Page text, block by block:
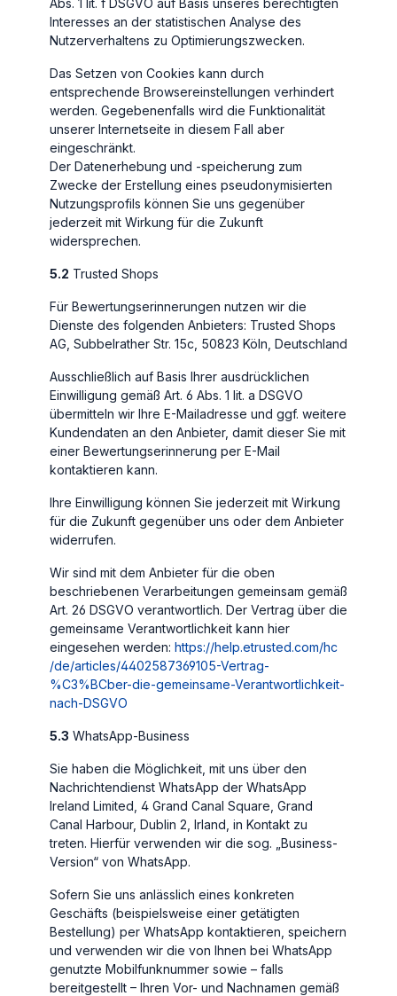
Abs. 1 lit. f DSGVO auf Basis unseres berechtigten
Interesses an der statistischen Analyse des
Nutzerverhaltens zu Optimierungszwecken.
Das Setzen von Cookies kann durch
entsprechende Browsereinstellungen verhindert
werden. Gegebenenfalls wird die Funktionalität
unserer Internetseite in diesem Fall aber
eingeschränkt.
Der Datenerhebung und -speicherung zum
Zwecke der Erstellung eines pseudonymisierten
Nutzungsprofils können Sie uns gegenüber
jederzeit mit Wirkung für die Zukunft
widersprechen.
5.2 Trusted Shops
Für Bewertungserinnerungen nutzen wir die
Dienste des folgenden Anbieters: Trusted Shops
AG, Subbelrather Str. 15c, 50823 Köln, Deutschland
Ausschließlich auf Basis Ihrer ausdrücklichen
Einwilligung gemäß Art. 6 Abs. 1 lit. a DSGVO
übermitteln wir Ihre E-Mailadresse und ggf. weitere
Kundendaten an den Anbieter, damit dieser Sie mit
einer Bewertungserinnerung per E-Mail
kontaktieren kann.
Ihre Einwilligung können Sie jederzeit mit Wirkung
für die Zukunft gegenüber uns oder dem Anbieter
widerrufen.
Wir sind mit dem Anbieter für die oben
beschriebenen Verarbeitungen gemeinsam gemäß
Art. 26 DSGVO verantwortlich. Der Vertrag über die
gemeinsame Verantwortlichkeit kann hier
eingesehen werden: https://help.etrusted.com/hc
/de/articles/4402587369105-Vertrag-
%C3%BCber-die-gemeinsame-Verantwortlichkeit-
nach-DSGVO
5.3 WhatsApp-Business
Sie haben die Möglichkeit, mit uns über den
Nachrichtendienst WhatsApp der WhatsApp
Ireland Limited, 4 Grand Canal Square, Grand
Canal Harbour, Dublin 2, Irland, in Kontakt zu
treten. Hierfür verwenden wir die sog. „Business-
Version“ von WhatsApp.
Sofern Sie uns anlässlich eines konkreten
Geschäfts (beispielsweise einer getätigten
Bestellung) per WhatsApp kontaktieren, speichern
und verwenden wir die von Ihnen bei WhatsApp
genutzte Mobilfunknummer sowie – falls
bereitgestellt – Ihren Vor- und Nachnamen gemäß